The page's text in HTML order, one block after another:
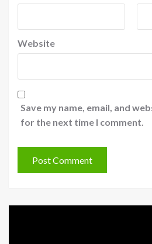
Website
Save my name, email, and
for the next time I comment.